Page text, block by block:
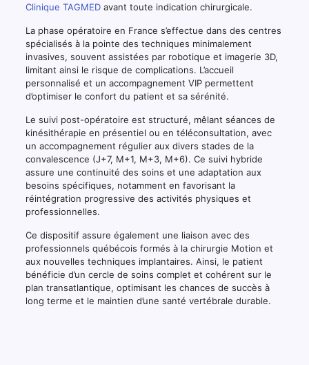
Clinique TAGMEDavant toute indication chirurgicale.
La phase opératoire en France s’effectue dans des centres
spécialisés à la pointe des techniques minimalement
invasives, souvent assistées par robotique et imagerie 3D,
limitant ainsi le risque de complications. L’accueil
personnalisé et un accompagnement VIP permettent
d’optimiser le confort du patient et sa sérénité.
Le suivi post-opératoire est structuré, mêlant séances de
kinésithérapie en présentiel ou en téléconsultation, avec
un accompagnement régulier aux divers stades de la
convalescence (J+7, M+1, M+3, M+6). Ce suivi hybride
assure une continuité des soins et une adaptation aux
besoins spécifiques, notamment en favorisant la
réintégration progressive des activités physiques et
professionnelles.
Ce dispositif assure également une liaison avec des
professionnels québécois formés à la chirurgie Motion et
aux nouvelles techniques implantaires. Ainsi, le patient
bénéficie d’un cercle de soins complet et cohérent sur le
plan transatlantique, optimisant les chances de succès à
long terme et le maintien d’une santé vertébrale durable.